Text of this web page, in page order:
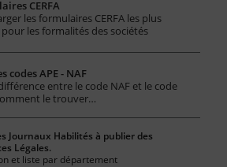
CERFA
les formulaires CERFA les plus
les formalités des sociétés
codes APE - NAF
entre le code NAF et le code
le trouver…
Journaux Habilités à publier des
Légales.
et liste par département